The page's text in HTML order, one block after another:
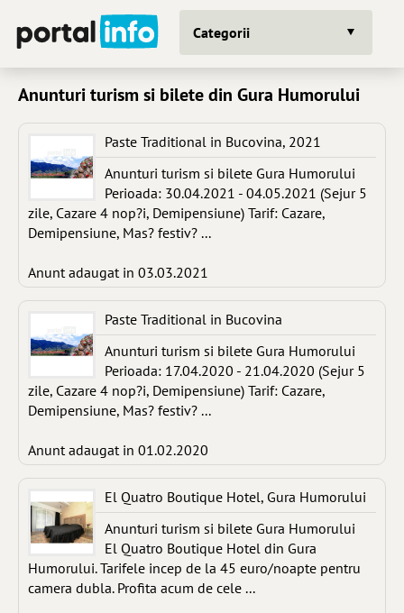
Categorii
Anunturi turism si bilete din Gura Humorului
Paste Traditional in Bucovina, 2021
Anunturi turism si bilete Gura Humorului
Perioada: 30.04.2021 - 04.05.2021 (Sejur 5
zile, Cazare 4 nop?i, Demipensiune) Tarif: Cazare,
Demipensiune, Mas? festiv? ...
Anunt adaugat in 03.03.2021
Paste Traditional in Bucovina
Anunturi turism si bilete Gura Humorului
Perioada: 17.04.2020 - 21.04.2020 (Sejur 5
zile, Cazare 4 nop?i, Demipensiune) Tarif: Cazare,
Demipensiune, Mas? festiv? ...
Anunt adaugat in 01.02.2020
El Quatro Boutique Hotel, Gura Humorului
Anunturi turism si bilete Gura Humorului
El Quatro Boutique Hotel din Gura
Humorului. Tarifele incep de la 45 euro/noapte pentru
camera dubla. Profita acum de cele ...